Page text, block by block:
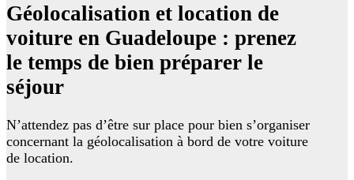
Géolocalisation et location de
voiture en Guadeloupe : prenez
le temps de bien préparer le
séjour
N’attendez pas d’être sur place pour bien s’organiser
concernant la géolocalisation à bord de votre voiture
de location.